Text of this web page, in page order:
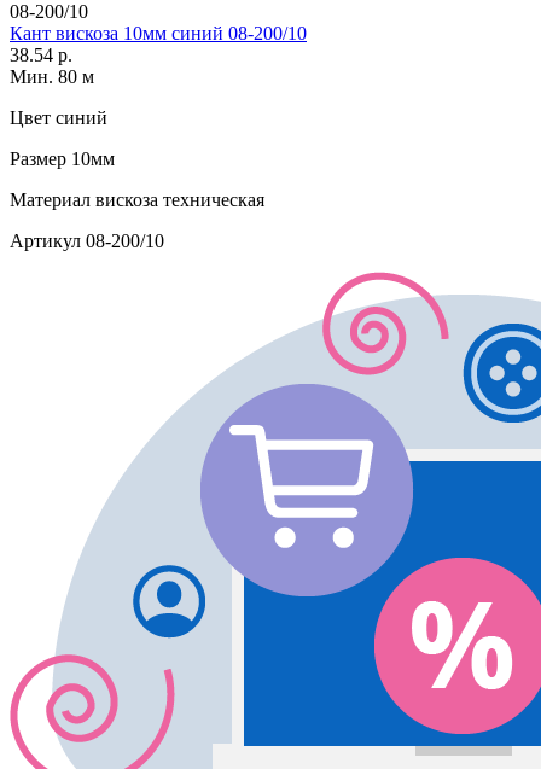
08-200/10
Кант вискоза 10мм синий 08-200/10
38.54 р.
Мин. 80 м
Цвет синий
Размер 10мм
Материал вискоза техническая
Артикул 08-200/10